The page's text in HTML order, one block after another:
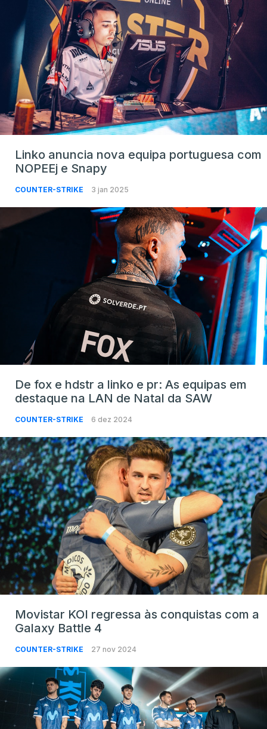
Linko anuncia nova equipa portuguesa com
NOPEEj e Snapy
COUNTER-STRIKE 3 jan 2025
De fox e hdstr a linko e pr: As equipas em
destaque na LAN de Natal da SAW
COUNTER-STRIKE 6 dez 2024
Movistar KOI regressa às conquistas com a
Galaxy Battle 4
COUNTER-STRIKE 27 nov 2024